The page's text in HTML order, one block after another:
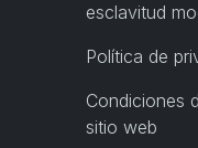
esclavitud
Política de
Condiciones
sitio web